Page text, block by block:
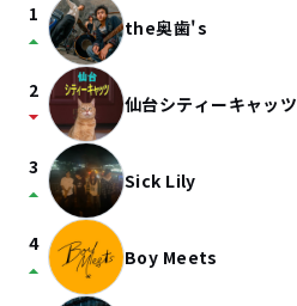
1
arrow_drop_up the奥歯's
2
arrow_drop_down 仙台シティーキャッツ
3
arrow_drop_up Sick Lily
4
arrow_drop_up Boy Meets